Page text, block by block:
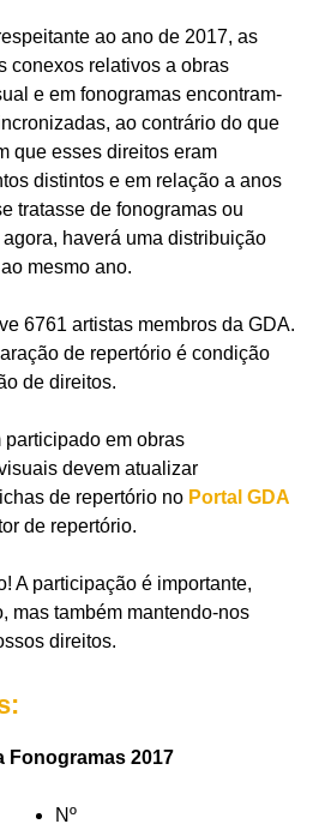
ao ano de 2017, as
conexos relativos a obras
e em fonogramas encontram-
ao contrário do que
que esses direitos eram
distintos e em relação a anos
tratasse de fonogramas ou
haverá uma distribuição
mesmo ano.
6761 artistas membros da GDA.
de repertório é condição
de direitos.
participado em obras
devem atualizar
de repertório no Portal GDA
de repertório.
A participação é importante,
mas também mantendo-nos
direitos.
Fonogramas 2017
Nº